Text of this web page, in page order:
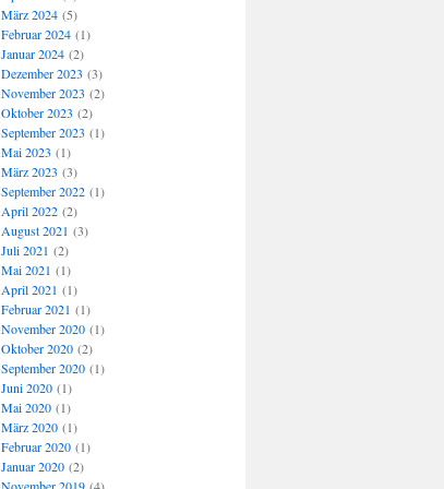
März 2024(5)
Februar 2024(1)
Januar 2024(2)
Dezember 2023 (3)
November 2023 (2)
Oktober 2023 (2)
September 2023 (1)
Mai 2023 (1)
März 2023 (3)
September 2022(1)
April 2022(2)
August 2021 (3)
Juli 2021 (2)
Mai 2021 (1)
April 2021 (1)
Februar 2021 (1)
November 2020(1)
Oktober 2020(2)
September 2020(1)
Juni 2020(1)
Mai 2020(1)
März 2020(1)
Februar 2020(1)
Januar 2020(2)